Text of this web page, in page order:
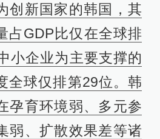
创新国家的韩国，其
占GDP比仅在全球排
小企业为主要支撑的
全球仅排第29位。韩
孕育环境弱、多元参
弱、扩散效果差等诸